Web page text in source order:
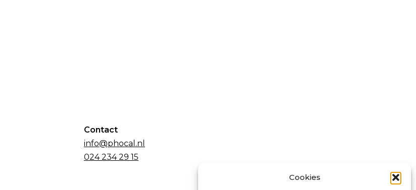
Cookies
Contact
info@phocal.nl
024 234 29 15